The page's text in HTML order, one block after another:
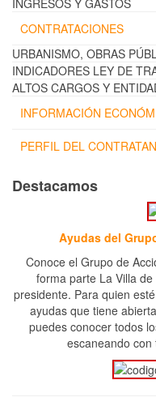
CONTRATACIONES
URBANISMO, OBRAS
INDICADORES LEY DE
ALTOS CARGOS Y
INFORMACIÓN
PERFIL DEL
Destacamos
Ayudas del
Conoce el Grupo de
forma parte La Villa
presidente. Para quien
ayudas que tiene
puedes conocer todos
escaneando